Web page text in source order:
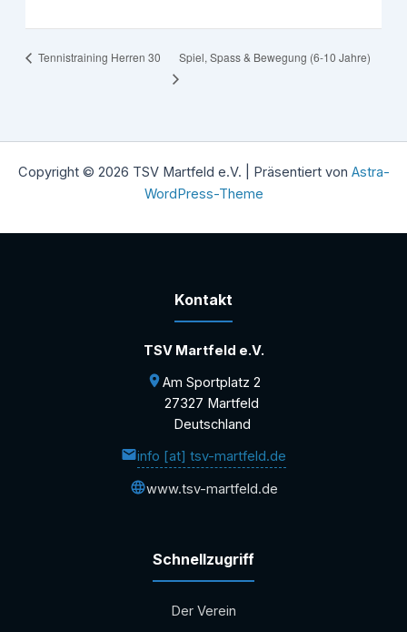
Tennistraining Herren 30 Spiel, Spass & Bewegung (6-10 Jahre)
Copyright © 2026 TSV Martfeld e.V. | Präsentiert von Astra-
WordPress-Theme
Kontakt
TSV Martfeld e.V.
Am Sportplatz 2
27327 Martfeld
Deutschland
info [at] tsv-martfeld.de
www.tsv-martfeld.de
Schnellzugriff
Der Verein